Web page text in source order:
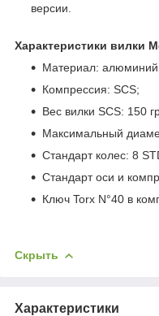
версии.
Характеристики вилки
Материал:
Компрессия: SCS;
Вес вилки SCS: 150
Максимальный
Стандарт колес: 8
Стандарт оси и
Ключ Torx N°40 в
Скрыть
Характеристики